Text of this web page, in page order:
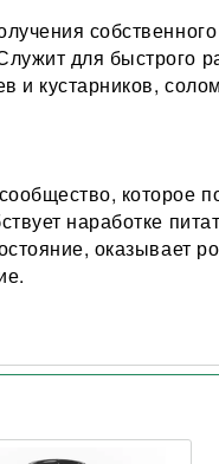
для быстрого
и кустарников,
которое
наработке
оказывает